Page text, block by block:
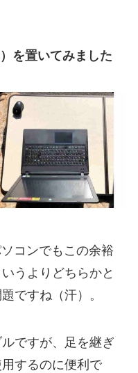
を置いてみました
コンでもこの余裕
うよりどちらかと
ですね（汗）。
ですが、足を継ぎ
するのに便利で